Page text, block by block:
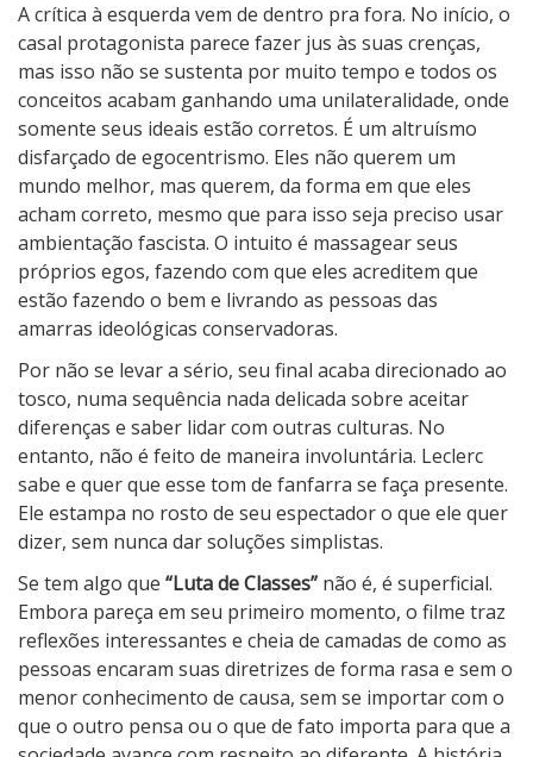
A crítica à esquerda vem de dentro pra fora. No início, o
casal protagonista parece fazer jus às suas crenças,
mas isso não se sustenta por muito tempo e todos os
conceitos acabam ganhando uma unilateralidade, onde
somente seus ideais estão corretos. É um altruísmo
disfarçado de egocentrismo. Eles não querem um
mundo melhor, mas querem, da forma em que eles
acham correto, mesmo que para isso seja preciso usar
ambientação fascista. O intuito é massagear seus
próprios egos, fazendo com que eles acreditem que
estão fazendo o bem e livrando as pessoas das
amarras ideológicas conservadoras.
Por não se levar a sério, seu final acaba direcionado ao
tosco, numa sequência nada delicada sobre aceitar
diferenças e saber lidar com outras culturas. No
entanto, não é feito de maneira involuntária. Leclerc
sabe e quer que esse tom de fanfarra se faça presente.
Ele estampa no rosto de seu espectador o que ele quer
dizer, sem nunca dar soluções simplistas.
Se tem algo que “Luta de Classes” não é, é superficial.
Embora pareça em seu primeiro momento, o filme traz
reflexões interessantes e cheia de camadas de como as
pessoas encaram suas diretrizes de forma rasa e sem o
menor conhecimento de causa, sem se importar com o
que o outro pensa ou o que de fato importa para que a